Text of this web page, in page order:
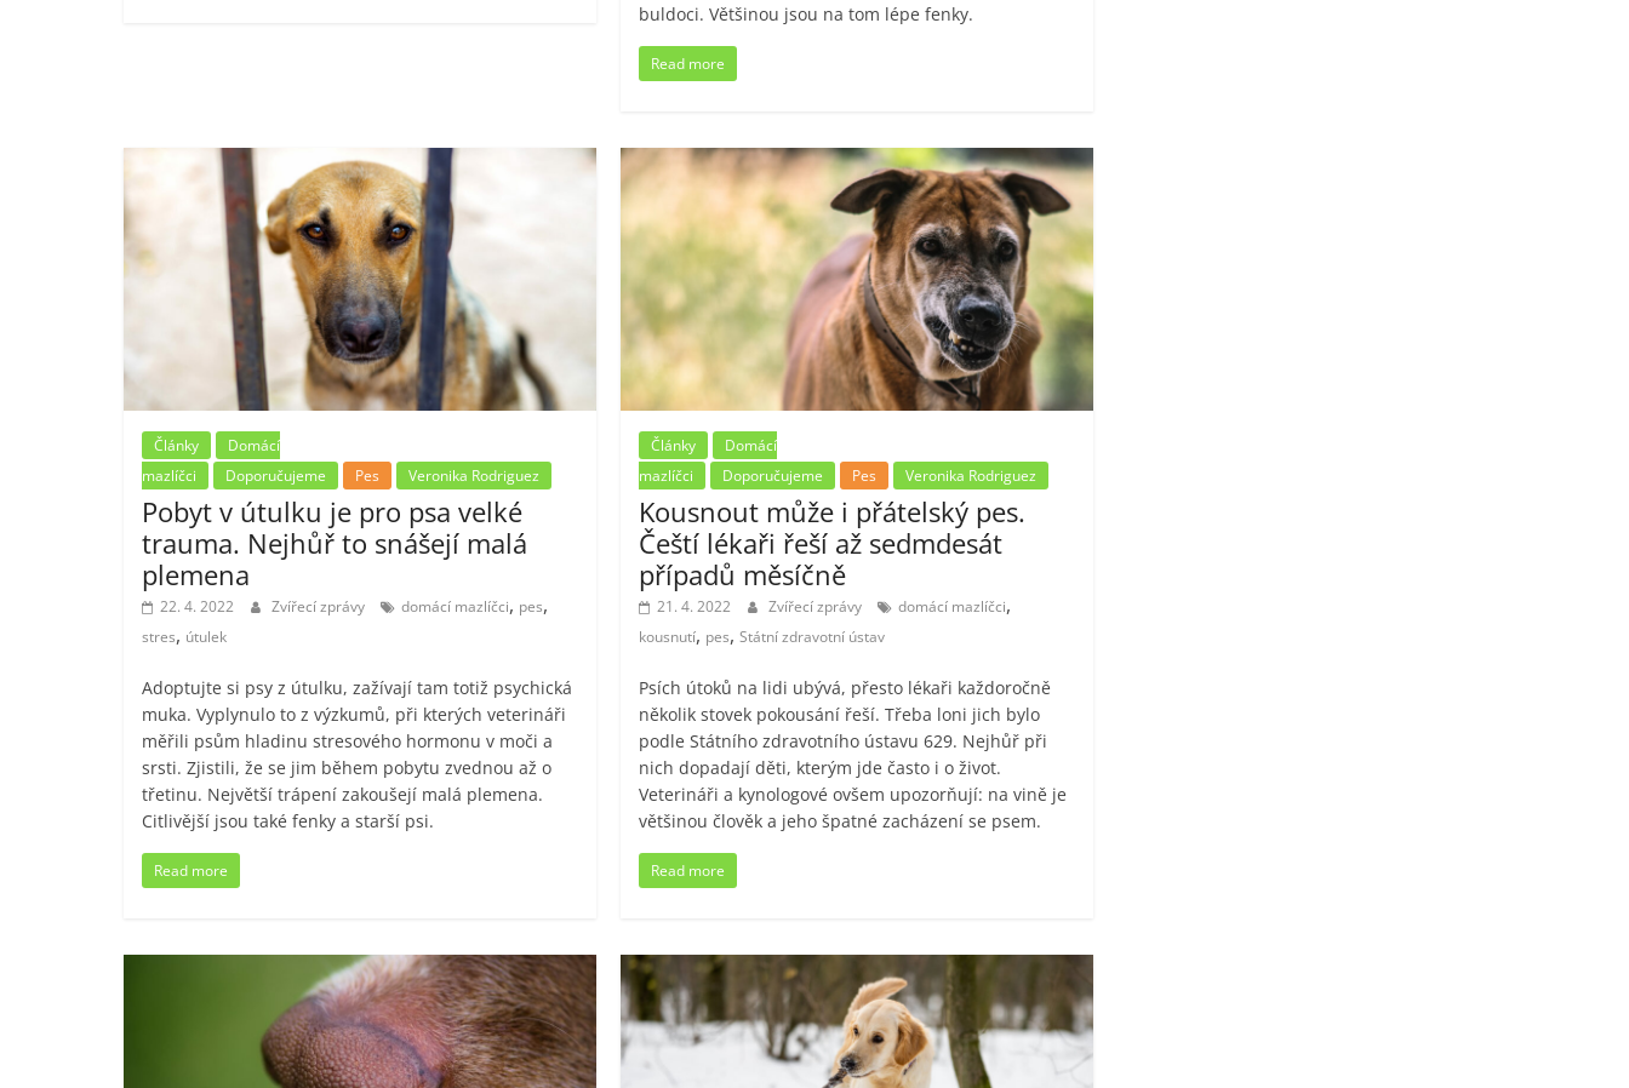
buldoci. Většinou jsou na tom lépe fenky.
Read more
Články
Domácí
mazlíčci
Doporučujeme Pes Veronika Rodriguez
Pobyt v útulku je pro psa velké
trauma. Nejhůř to snášejí malá
plemena
22. 4. 2022 Zvířecí zprávy domácí mazlíčci, pes,
stres, útulek
Adoptujte si psy z útulku, zažívají tam totiž psychická
muka. Vyplynulo to z výzkumů, při kterých veterináři
měřili psům hladinu stresového hormonu v moči a
srsti. Zjistili, že se jim během pobytu zvednou až o
třetinu. Největší trápení zakoušejí malá plemena.
Citlivější jsou také fenky a starší psi.
Read more
Články
Domácí
mazlíčci
Doporučujeme Pes Veronika Rodriguez
Kousnout může i přátelský pes.
Čeští lékaři řeší až sedmdesát
případů měsíčně
21. 4. 2022 Zvířecí zprávy domácí mazlíčci,
kousnutí, pes,Státní zdravotní ústav
Psích útoků na lidi ubývá, přesto lékaři každoročně
několik stovek pokousání řeší. Třeba loni jich bylo
podle Státního zdravotního ústavu 629. Nejhůř při
nich dopadají děti, kterým jde často i o život.
Veterináři a kynologové ovšem upozorňují: na vině je
většinou člověk a jeho špatné zacházení se psem.
Read more